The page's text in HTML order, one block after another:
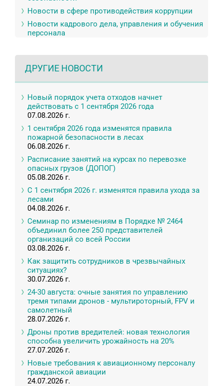
Новости в сфере противодействия коррупции
Новости кадрового дела, управления и обучения
персонала
ДРУГИЕ НОВОСТИ
Новый порядок учета отходов начнет
действовать с 1 сентября 2026 года
07.08.2026 г.
1 сентября 2026 года изменятся правила
пожарной безопасности в лесах
06.08.2026 г.
Расписание занятий на курсах по перевозке
опасных грузов (ДОПОГ)
05.08.2026 г.
С 1 сентября 2026 г. изменятся правила ухода за
лесами
04.08.2026 г.
Семинар по изменениям в Порядке № 2464
объединил более 250 представителей
организаций со всей России
03.08.2026 г.
Как защитить сотрудников в чрезвычайных
ситуациях?
30.07.2026 г.
24-30 августа: очные занятия по управлению
тремя типами дронов - мультироторный, FPV и
самолетный
28.07.2026 г.
Дроны против вредителей: новая технология
способна увеличить урожайность на 20%
27.07.2026 г.
Новые требования к авиационному персоналу
гражданской авиации
24.07.2026 г.